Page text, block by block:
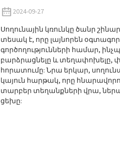
2024-09-27
Սողունային կռունկը ծանր
տեսակ է, որը լայնորեն
գործողությունների համար,
բարձրացնելը և տեղափոխելը,
հորատումը: Նրա երկար,
կայուն հարթակ, որը
տարբեր տեղանքների վրա,
ցեխը: